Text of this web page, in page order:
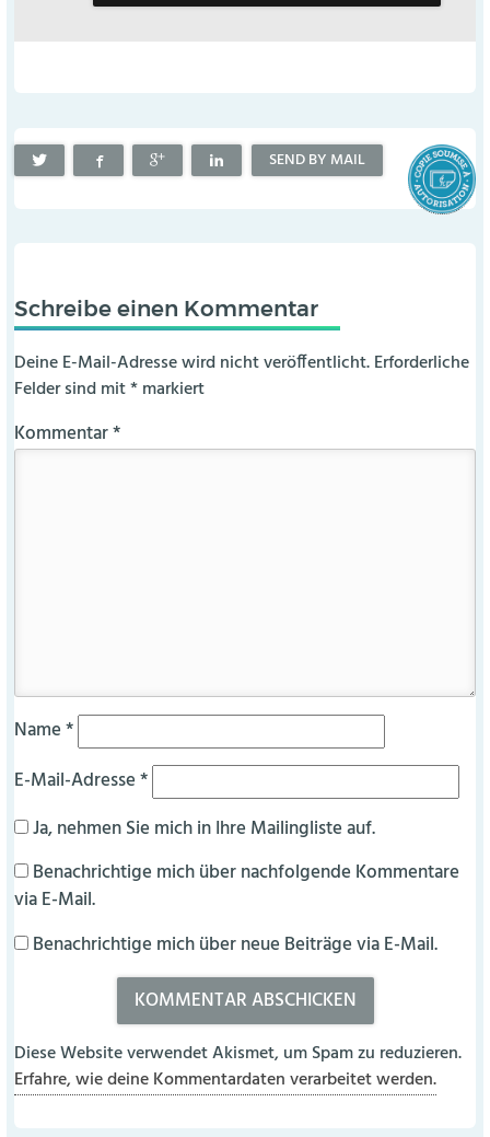
SEND BY MAIL
Schreibe einen Kommentar
Deine E-Mail-Adresse wird nicht veröffentlicht. Erforderliche
Felder sind mit*markiert
Kommentar*
Name*
E-Mail-Adresse*
Ja, nehmen Sie mich in Ihre Mailingliste auf.
Benachrichtige mich über nachfolgende Kommentare
via E-Mail.
Benachrichtige mich über neue Beiträge via E-Mail.
Diese Website verwendet Akismet, um Spam zu reduzieren.
Erfahre, wie deine Kommentardaten verarbeitet werden.